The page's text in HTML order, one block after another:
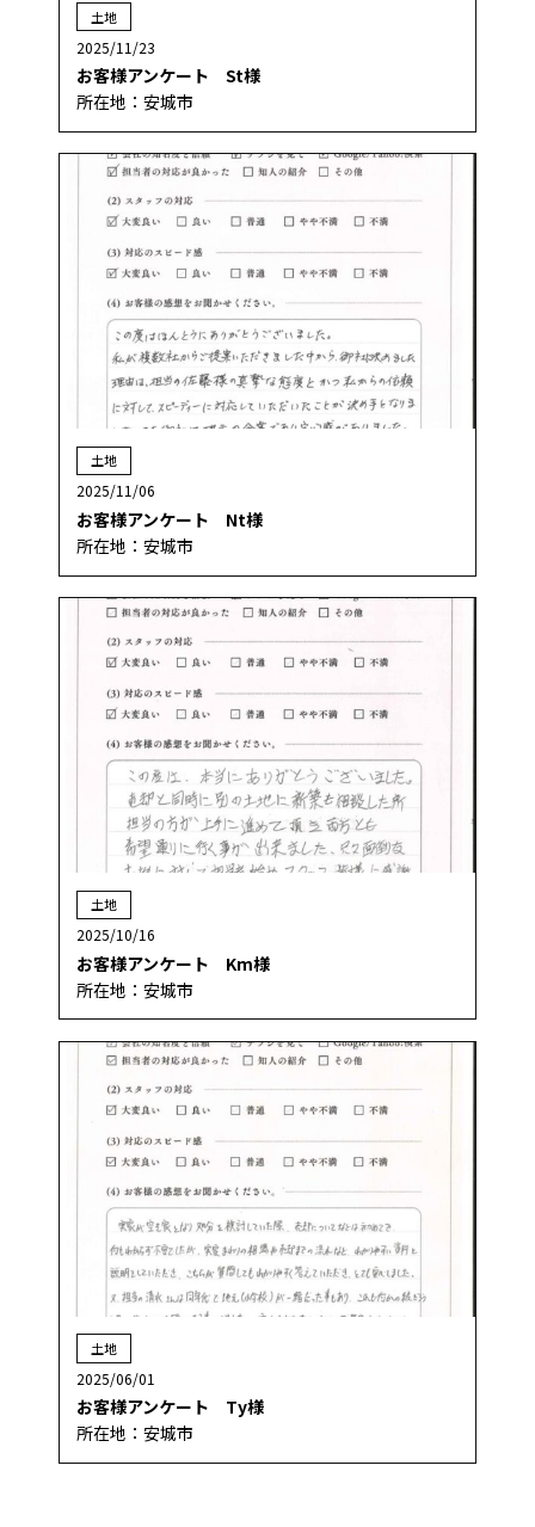
土地
2025/11/23
お客様アンケート St様
所在地：安城市
土地
2025/11/06
お客様アンケート Nt様
所在地：安城市
土地
2025/10/16
お客様アンケート Km様
所在地：安城市
土地
2025/06/01
お客様アンケート Ty様
所在地：安城市